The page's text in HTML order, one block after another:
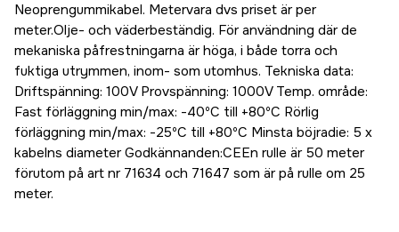
Neoprengummikabel. Metervara dvs priset är per
meter.Olje- och väderbeständig. För användning där de
mekaniska påfrestningarna är höga, i både torra och
fuktiga utrymmen, inom- som utomhus. Tekniska data:
Driftspänning: 100V Provspänning: 1000V Temp. område:
Fast förläggning min/max: -40ºC till +80ºC Rörlig
förläggning min/max: -25ºC till +80ºC Minsta böjradie: 5 x
kabelns diameter Godkännanden:CEEn rulle är 50 meter
förutom på art nr 71634 och 71647 som är på rulle om 25
meter.